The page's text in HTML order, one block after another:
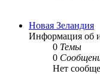
Новая Зеландия
Информация об
0 Темы
0
Нет